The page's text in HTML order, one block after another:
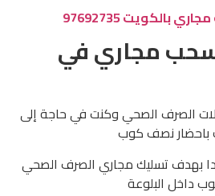
97692735
مجاري في
الصرف الصحي وكنت في حاجة إلى
نصف كوب
بهدف تسليك مجاري الصرف الصحي
داخل البلوعة